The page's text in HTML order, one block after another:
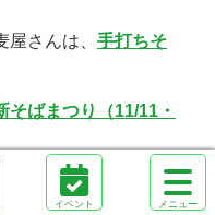
さんは、 手打ちそ
そばまつり（11/11・
メ
サ
イ